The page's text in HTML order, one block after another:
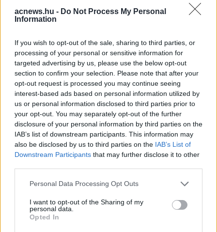
acnews.hu - Do Not Process My Personal
Information
If you wish to opt-out of the sale, sharing to third parties, or
processing of your personal or sensitive information for
targeted advertising by us, please use the below opt-out
section to confirm your selection. Please note that after your
opt-out request is processed you may continue seeing
interest-based ads based on personal information utilized by
us or personal information disclosed to third parties prior to
your opt-out. You may separately opt-out of the further
disclosure of your personal information by third parties on the
IAB’s list of downstream participants. This information may
also be disclosed by us to third parties on the IAB’s List of
Downstream Participants that may further disclose it to other
Please note that this website/app uses one or more Google
not limited to your visit or usage behaviour. You may click to
grant or deny consent to Google and its third-party tags to
use your data for below specified purposes in below Google
Personal Data Processing Opt Outs
I want to opt-out of the Sharing of my
personal data.
Opted In
Reddit Telegram
Email
Hirdetés